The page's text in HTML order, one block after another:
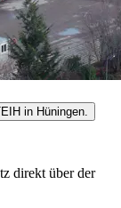
in Hüningen.
direkt über der